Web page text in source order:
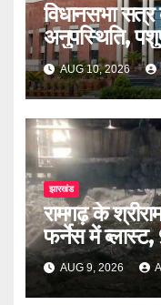
विधानसभा सत्र
अनुपस्थिति,
AUG 10, 2026
झारखंड
रामगढ़ के
फर्नेस में
AUG 9, 2026